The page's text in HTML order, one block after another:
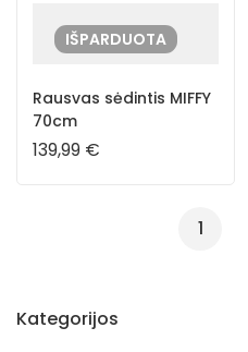
Kategorijos
IŠPARDUOTA
Rausvas sėdintis MIFFY
70cm
139,99 €
1